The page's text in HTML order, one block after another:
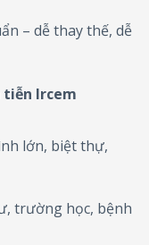
– dễ thay thế, dễ
tiễn Ircem
lớn, biệt thự,
trường học, bệnh